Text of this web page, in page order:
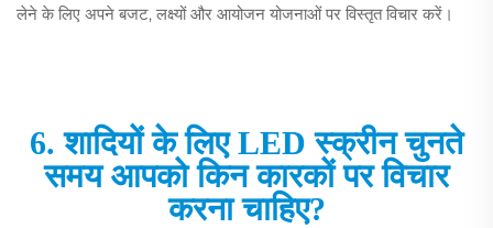
लेने के लिए अपने बजट, लक्ष्यों और आयोजन योजनाओं पर विस्तृत विचार करें।
6. शादियों के लिए LED स्क्रीन चुनते
समय आपको किन कारकों पर विचार
करना चाहिए?